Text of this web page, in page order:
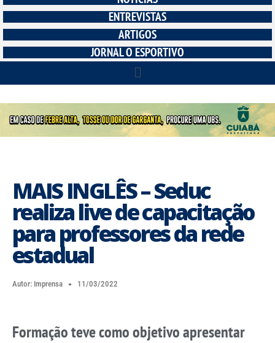
ENTREVISTAS
ARTIGOS
JORNAL O ESPORTIVO
MAIS INGLÊS – Seduc
realiza live de capacitação
para professores da rede
estadual
Autor: Imprensa 11/03/2022
Formação teve como objetivo apresentar